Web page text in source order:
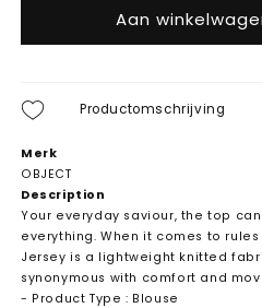
Aan
Productomschrijving
Merk
OBJECT
Description
Your everyday saviour, the top
everything. When it comes to
Jersey is a lightweight knitted
synonymous with comfort and
- Product Type : Blouse